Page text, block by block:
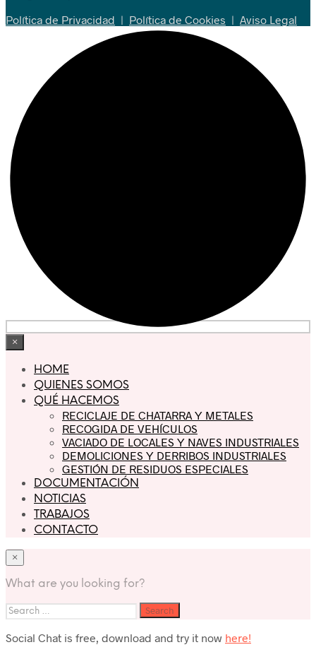
Política de Privacidad | Política de Cookies | Aviso Legal
×
HOME
QUIENES SOMOS
QUÉ HACEMOS
RECICLAJE DE CHATARRA Y METALES
RECOGIDA DE VEHÍCULOS
VACIADO DE LOCALES Y NAVES INDUSTRIALES
DEMOLICIONES Y DERRIBOS INDUSTRIALES
GESTIÓN DE RESIDUOS ESPECIALES
DOCUMENTACIÓN
NOTICIAS
TRABAJOS
CONTACTO
×
What are you looking for?
Social Chat is free, download and try it now here!